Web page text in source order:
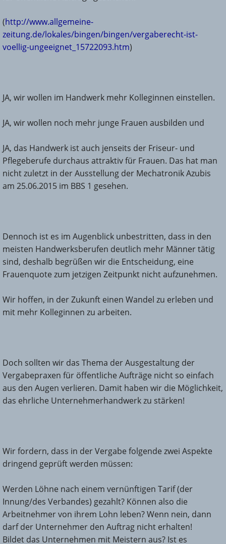
(http://www.allgemeine-
zeitung.de/lokales/bingen/bingen/vergaberecht-ist-
voellig-ungeeignet_15722093.htm)
JA, wir wollen im Handwerk mehr Kolleginnen einstellen.
JA, wir wollen noch mehr junge Frauen ausbilden und
JA, das Handwerk ist auch jenseits der Friseur- und
Pflegeberufe durchaus attraktiv für Frauen. Das hat man
nicht zuletzt in der Ausstellung der Mechatronik Azubis
am 25.06.2015 im BBS 1 gesehen.
Dennoch ist es im Augenblick unbestritten, dass in den
meisten Handwerksberufen deutlich mehr Männer tätig
sind, deshalb begrüßen wir die Entscheidung, eine
Frauenquote zum jetzigen Zeitpunkt nicht aufzunehmen.
Wir hoffen, in der Zukunft einen Wandel zu erleben und
mit mehr Kolleginnen zu arbeiten.
Doch sollten wir das Thema der Ausgestaltung der
Vergabepraxen für öffentliche Aufträge nicht so einfach
aus den Augen verlieren. Damit haben wir die Möglichkeit,
das ehrliche Unternehmerhandwerk zu stärken!
Wir fordern, dass in der Vergabe folgende zwei Aspekte
dringend geprüft werden müssen:
Werden Löhne nach einem vernünftigen Tarif (der
Innung/des Verbandes) gezahlt? Können also die
Arbeitnehmer von ihrem Lohn leben? Wenn nein, dann
darf der Unternehmer den Auftrag nicht erhalten!
Bildet das Unternehmen mit Meistern aus? Ist es